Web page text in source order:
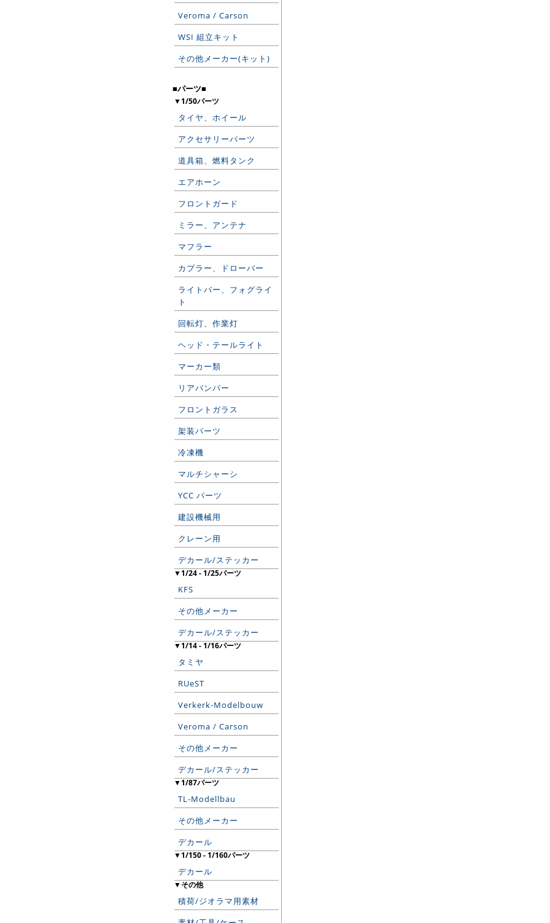
Veroma / Carson
WSI 組立キット
その他メーカー(キット)
■パーツ■
▼1/50パーツ
タイヤ、ホイール
アクセサリーパーツ
道具箱、燃料タンク
エアホーン
フロントガード
ミラー、アンテナ
マフラー
カプラー、ドローバー
ライトバー、フォグライ
ト
回転灯、作業灯
ヘッド・テールライト
マーカー類
リアバンパー
フロントガラス
架装パーツ
冷凍機
マルチシャーシ
YCC パーツ
建設機械用
クレーン用
デカール/ステッカー
▼1/24 - 1/25パーツ
KFS
その他メーカー
デカール/ステッカー
▼1/14 - 1/16パーツ
タミヤ
RUeST
Verkerk-Modelbouw
Veroma / Carson
その他メーカー
デカール/ステッカー
▼1/87パーツ
TL-Modellbau
その他メーカー
デカール
▼1/150 - 1/160パーツ
デカール
▼その他
積荷/ジオラマ用素材